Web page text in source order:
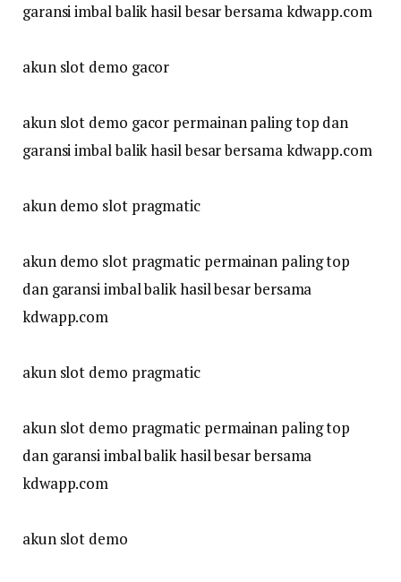
garansi imbal balik hasil besar bersama kdwapp.com
akun slot demo gacor
akun slot demo gacor permainan paling top dan
garansi imbal balik hasil besar bersama kdwapp.com
akun demo slot pragmatic
akun demo slot pragmatic permainan paling top
dan garansi imbal balik hasil besar bersama
kdwapp.com
akun slot demo pragmatic
akun slot demo pragmatic permainan paling top
dan garansi imbal balik hasil besar bersama
kdwapp.com
akun slot demo